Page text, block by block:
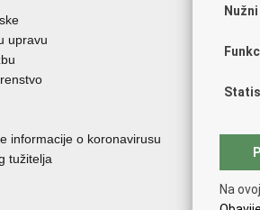
upravu
informacije o koronavirusu
tužitelja
Portal
Ured
Nužni
Na